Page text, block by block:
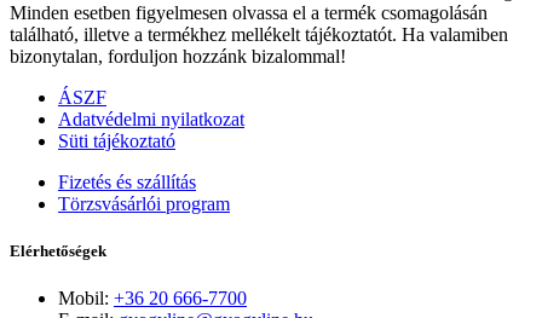
Minden esetben figyelmesen olvassa el a termék csomagolásán
található, illetve a termékhez mellékelt tájékoztatót. Ha valamiben
bizonytalan, forduljon hozzánk bizalommal!
ÁSZF
Adatvédelmi nyilatkozat
Süti tájékoztató
Fizetés és szállítás
Törzsvásárlói program
Elérhetőségek
Mobil: +36 20 666-7700